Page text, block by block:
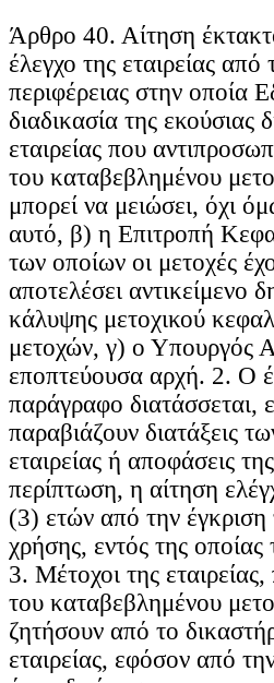
Άρθρο 40. Αίτηση
έλεγχο της εταιρείας
περιφέρειας στην οποία
διαδικασία της εκούσιας
εταιρείας που
του καταβεβλημένου
μπορεί να μειώσει, όχι
αυτό, β) η Επιτροπή
των οποίων οι μετοχές
αποτελέσει αντικείμενο
κάλυψης μετοχικού
μετοχών, γ) ο Υπουργός
εποπτεύουσα αρχή. 2. Ο
παράγραφο διατάσσεται,
παραβιάζουν διατάξεις
εταιρείας ή αποφάσεις
περίπτωση, η αίτηση
(3) ετών από την
χρήσης, εντός της οποίας
3. Μέτοχοι της
του καταβεβλημένου
ζητήσουν από το
εταιρείας, εφόσον από